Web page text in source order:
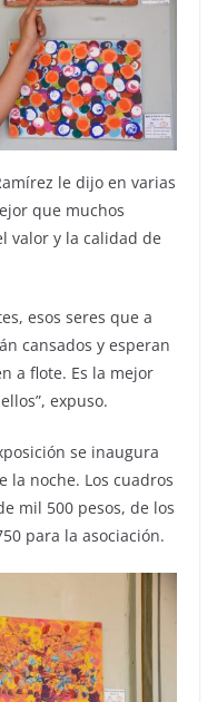
le dijo en varias
que muchos
valor y la calidad de
esos seres que a
cansados y esperan
a flote. Es la mejor
expuso.
se inaugura
la noche. Los cuadros
mil 500 pesos, de los
para la asociación.